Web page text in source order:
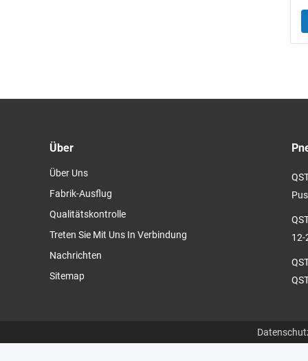
Über
Über Uns
Fabrik-Ausflug
Qualitätskontrolle
Treten Sie Mit Uns In Verbindung
Nachrichten
Sitemap
12-